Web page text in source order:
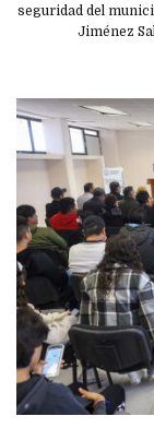
seguridad del
Jiménez